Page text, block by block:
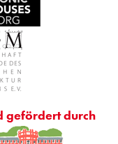
gefördert durch